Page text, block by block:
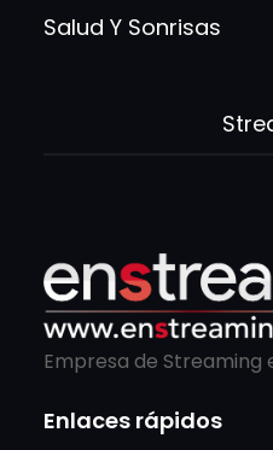
Salud Y Sonrisas
Empresa de Streaming
Enlaces rápidos